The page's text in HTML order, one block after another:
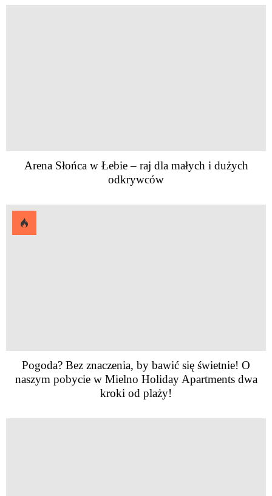
Arena Słońca w Łebie – raj dla małych i dużych
odkrywców
Pogoda? Bez znaczenia, by bawić się świetnie! O
naszym pobycie w Mielno Holiday Apartments dwa
kroki od plaży!